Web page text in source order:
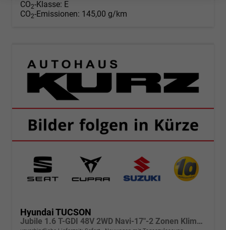
CO2-Klasse: E
CO2-Emissionen: 145,00 g/km
Hyundai TUCSON
Jubile 1.6 T-GDI 48V 2WD Navi-17"-2 Zonen Klimaautomatik-LED-Kamera-Sofort